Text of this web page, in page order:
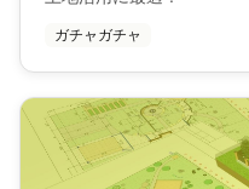
ガチャガチャ